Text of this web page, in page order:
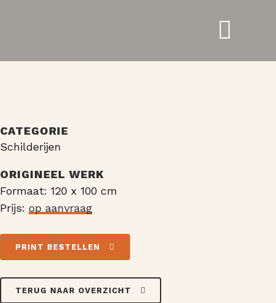
CATEGORIE
Schilderijen
ORIGINEEL WERK
Formaat: 120 x 100 cm
Prijs: op aanvraag
PRINT BESTELLEN
TERUG NAAR OVERZICHT